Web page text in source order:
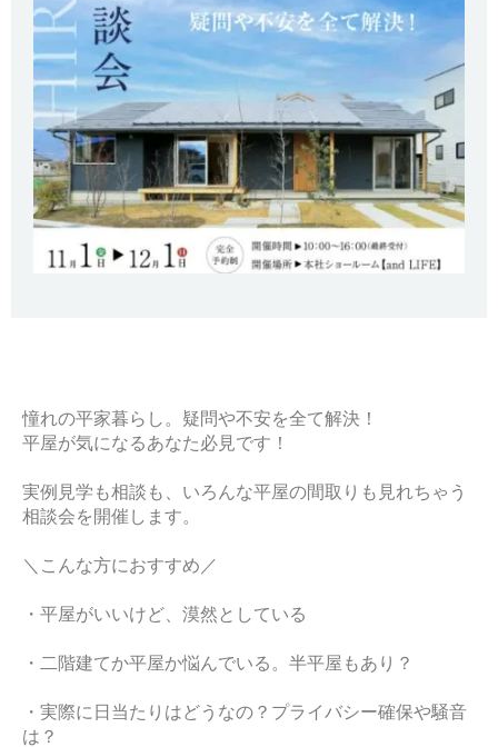
憧れの平家暮らし。疑問や不安を全て解決！
平屋が気になるあなた必見です！
実例見学も相談も、いろんな平屋の間取りも見れちゃう
相談会を開催します。
＼こんな方におすすめ／
・平屋がいいけど、漠然としている
・二階建てか平屋か悩んでいる。半平屋もあり？
・実際に日当たりはどうなの？プライバシー確保や騒音
は？